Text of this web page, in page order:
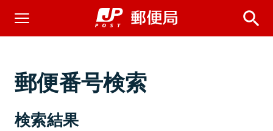
郵便番号検索
検索結果